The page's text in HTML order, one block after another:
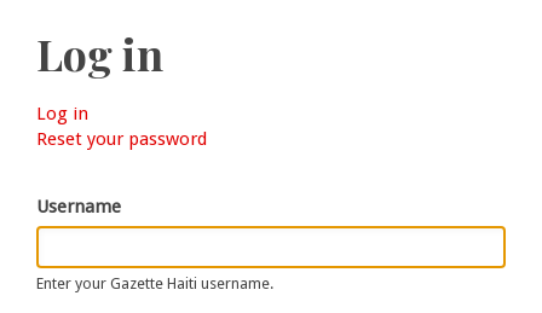
Log in
Primary
Log in
tab)
Reset your password
Username
Enter your Gazette Haiti username.